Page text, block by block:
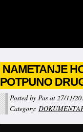
NAMETANJE
POTPUNO
Posted by Pas at 27/11/
Category: